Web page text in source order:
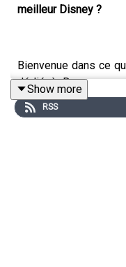
meilleur Disney ?
Bienvenue dans ce
dédié à Danse
épisode, nous
28 février pour
Show more
RSS